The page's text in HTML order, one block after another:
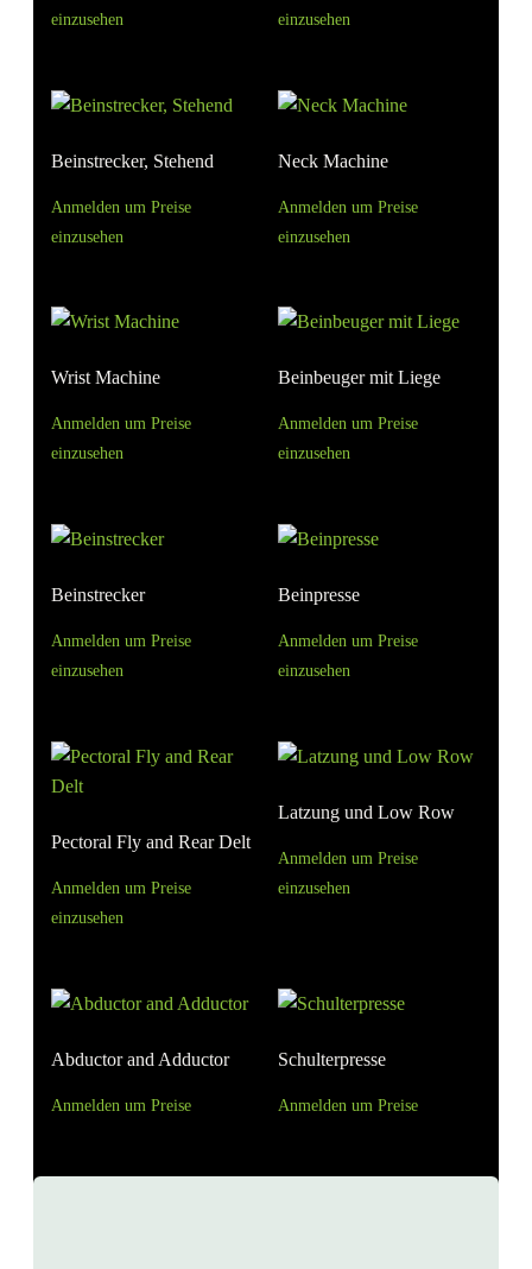
einzusehen
einzusehen
Beinstrecker, Stehend
Anmelden um Preise
einzusehen
Neck Machine
Anmelden um Preise
einzusehen
Wrist Machine
Anmelden um Preise
einzusehen
Beinbeuger mit Liege
Anmelden um Preise
einzusehen
Beinstrecker
Anmelden um Preise
einzusehen
Beinpresse
Anmelden um Preise
einzusehen
Pectoral Fly and Rear Delt
Anmelden um Preise
einzusehen
Latzung und Low Row
Anmelden um Preise
einzusehen
Abductor and Adductor
Anmelden um Preise
Schulterpresse
Anmelden um Preise